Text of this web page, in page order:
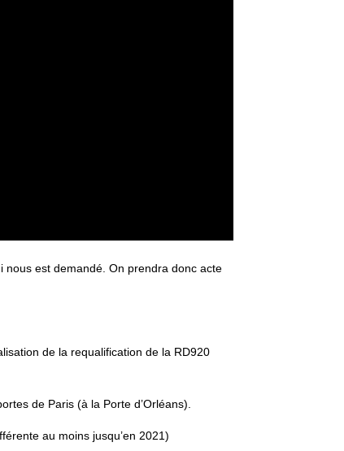
nous est demandé. On prendra donc acte
de la requalification de la RD920
de Paris (à la Porte d’Orléans).
au moins jusqu’en 2021)